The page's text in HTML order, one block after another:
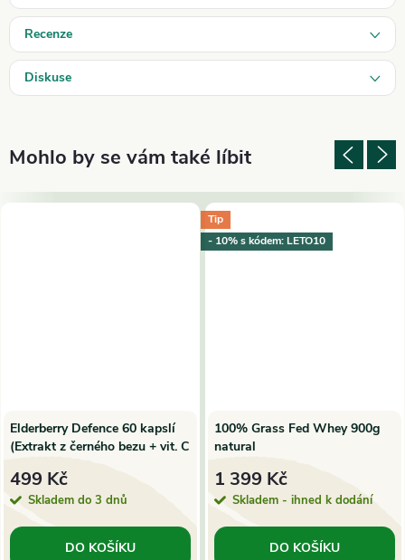
Recenze
Diskuse
Elderberry Defence 60 kapslí
(Extrakt z černého bezu + vit. C
499 Kč
Skladem do 3 dnů
DO KOŠÍKU
Tip
- 10% s kódem: LETO10
100% Grass Fed Whey 900g
natural
1 399 Kč
Skladem - ihned k dodání
DO KOŠÍKU